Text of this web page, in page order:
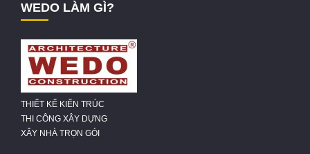
WEDO LÀM GÌ?
THIẾT KẾ KIẾN TRÚC
THI CÔNG XÂY DỰNG
XÂY NHÀ TRỌN GÓI